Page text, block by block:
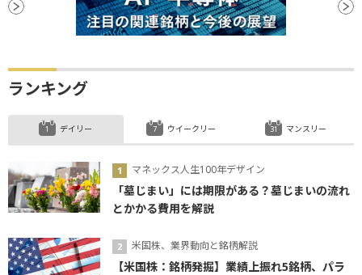
ランキング
デイリー
マネックス人生100年デザイン
「墓じまい」には期限がある？墓じまいの流れ
とかかる費用を解説
米国株、業界動向と銘柄解説
【米国株：銘柄発掘】業績上振れ5銘柄、パラ
ウイークリー マンスリー